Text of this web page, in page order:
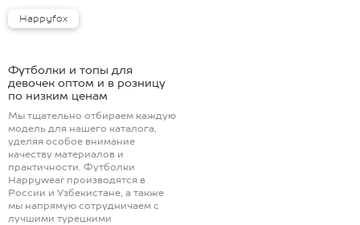
Happyfox
Футболки и топы для
девочек оптом и в розницу
по низким ценам
Мы тщательно отбираем каждую
модель для нашего каталога,
уделяя особое внимание
качеству материалов и
практичности. Футболки
Happywear производятся в
России и Узбекистане, а также
мы напрямую сотрудничаем с
лучшими турецкими